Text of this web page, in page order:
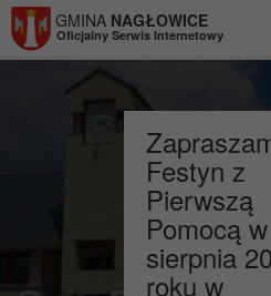
GMINA NAGŁOWICE
Oficjalny Serwis Internetowy
Festyn z
Pierwszą
Pomocą
sierpnia
roku w